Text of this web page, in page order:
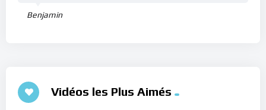
Benjamin
Vidéos les Plus Aimés